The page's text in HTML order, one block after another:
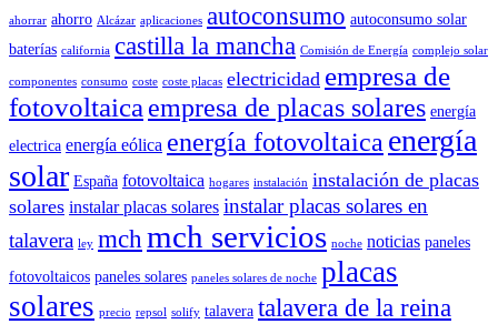
ahorrar ahorro Alcázar aplicaciones autoconsumo autoconsumo solar
baterías california castilla la mancha Comisión de Energía complejo solar
componentes consumo coste coste placas electricidad empresa de
fotovoltaica empresa de placas solares energía
electrica energía eólica energía fotovoltaica energía
solar España fotovoltaica hogares instalación instalación de placas
solares instalar placas solares instalar placas solares en
talavera ley mch mch servicios noche noticias paneles
fotovoltaicos paneles solares paneles solares de noche placas
solares precio repsol solify talavera talavera de la reina